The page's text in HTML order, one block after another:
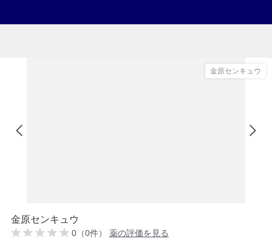
金原センキュウ
金原センキュウ
0（0件） 薬の評価を見る